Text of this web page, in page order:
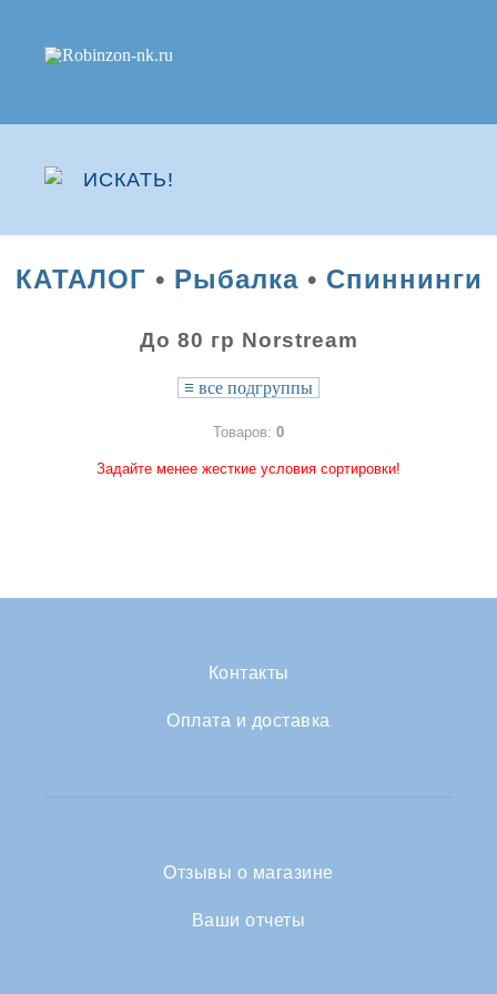
КАТАЛОГ • Рыбалка• Спиннинги
До 80 гр Norstream
≡ все подгруппы
Товаров: 0
Задайте менее жесткие условия сортировки!
Контакты
Оплата и доставка
Отзывы о магазине
Ваши отчеты